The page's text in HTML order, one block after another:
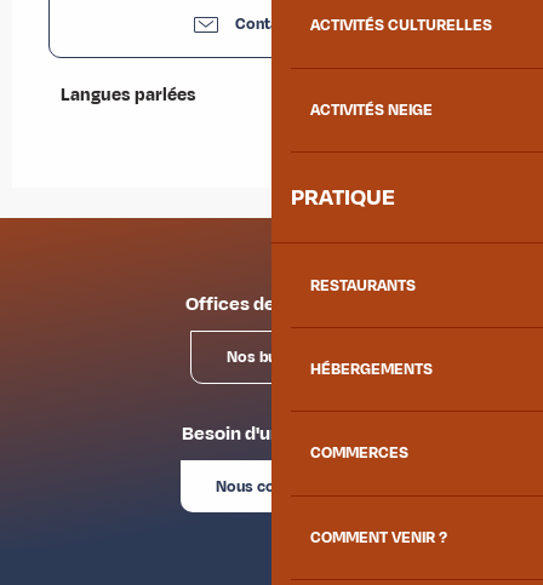
ACTIVITÉS CULTURELLES
ACTIVITÉS NEIGE
PRATIQUE
RESTAURANTS
HÉBERGEMENTS
COMMERCES
COMMENT VENIR ?
Contactez-nous
Langues parlées
Langues parlées
Offices de tourisme
Nos bureaux
Besoin d'un conseil ?
Nous contacter